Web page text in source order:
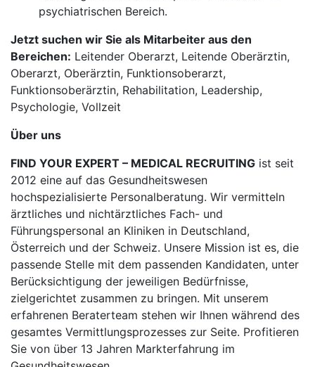
psychiatrischen Bereich.
Jetzt suchen wir Sie als Mitarbeiter aus den
Bereichen: Leitender Oberarzt, Leitende Oberärztin,
Oberarzt, Oberärztin, Funktionsoberarzt,
Funktionsoberärztin, Rehabilitation, Leadership,
Psychologie, Vollzeit
Über uns
FIND YOUR EXPERT – MEDICAL RECRUITING ist seit
2012 eine auf das Gesundheitswesen
hochspezialisierte Personalberatung. Wir vermitteln
ärztliches und nichtärztliches Fach- und
Führungspersonal an Kliniken in Deutschland,
Österreich und der Schweiz. Unsere Mission ist es, die
passende Stelle mit dem passenden Kandidaten, unter
Berücksichtigung der jeweiligen Bedürfnisse,
zielgerichtet zusammen zu bringen. Mit unserem
erfahrenen Beraterteam stehen wir Ihnen während des
gesamtes Vermittlungsprozesses zur Seite. Profitieren
Sie von über 13 Jahren Markterfahrung im